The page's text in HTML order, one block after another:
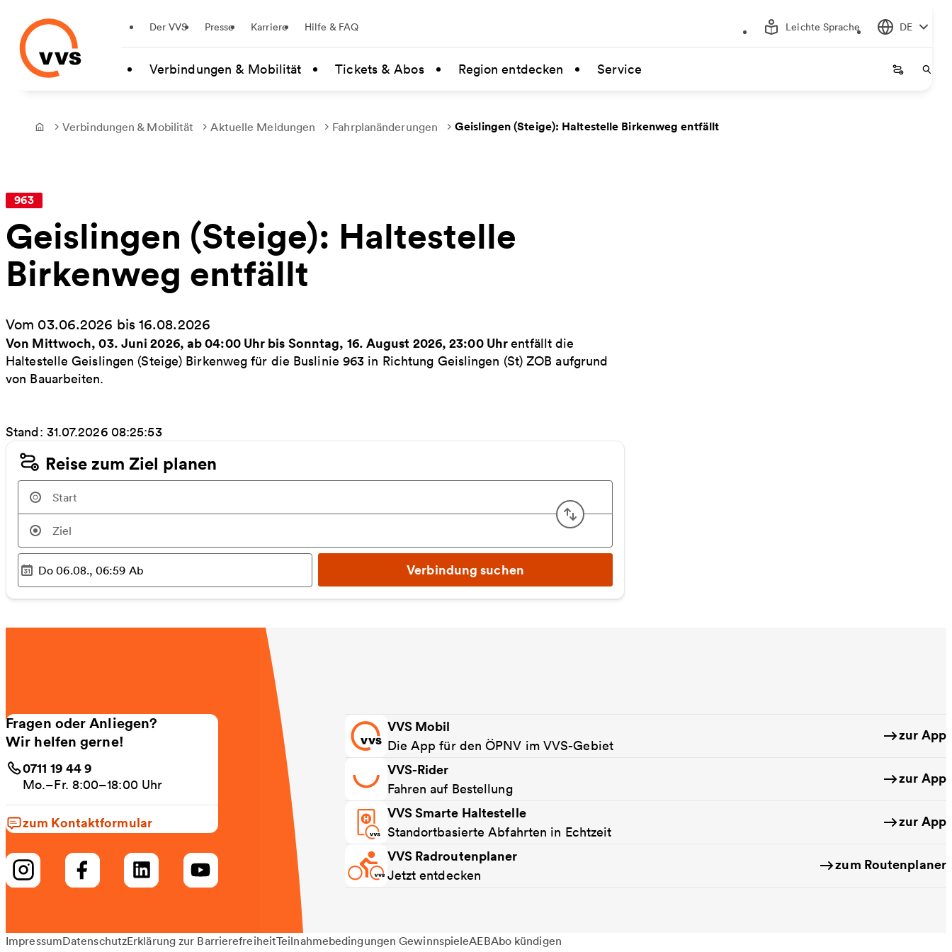
Zum Hauptinhalt springen
Der VVS Presse Karriere Hilfe & FAQ Leichte Sprache DE
Verbindungen & Mobilität Tickets & Abos Region entdecken Service Startseite
Frontpage
Verbindungen & Mobilität Aktuelle Meldungen Fahrplanänderungen Geislingen (Steige): Haltestelle Birkenweg entfällt
963
Geislingen (Steige): Haltestelle
Birkenweg entfällt
Vom 03.06.2026 bis 16.08.2026
Von Mittwoch, 03. Juni 2026, ab 04:00 Uhr bis Sonntag, 16. August 2026, 23:00 Uhrentfällt die
Haltestelle Geislingen (Steige) Birkenweg für die Buslinie 963 in Richtung Geislingen (St) ZOB aufgrund
von Bauarbeiten.
Stand: 31.07.2026 08:25:53
Reise zum Ziel planen
Start und Ziel umdrehen
Ausgewählter Zeitpunkt
Do 06.08., 06:59 Ab Verbindung suchen
Fragen oder Anliegen?
Wir helfen gerne!
0711 19 44 9
Mo.–Fr. 8:00–18:00 Uhr
zum Kontaktformular
VVS Mobil
Die App für den ÖPNV im VVS-Gebiet
zur App
VVS-Rider
Fahren auf Bestellung
zur App
VVS Smarte Haltestelle
Standortbasierte Abfahrten in Echtzeit
zur App
VVS Radroutenplaner
Jetzt entdecken
zum Routenplaner
ImpressumDatenschutzErklärung zur BarrierefreiheitTeilnahmebedingungen GewinnspieleAEBAbo kündigen